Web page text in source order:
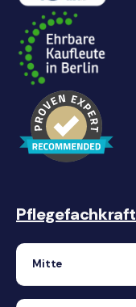
Pflegefachkraft
Mitte